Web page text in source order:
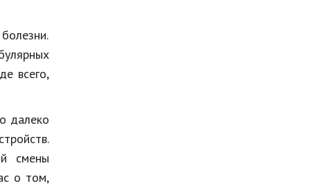
всего,
далеко
смены
о том,